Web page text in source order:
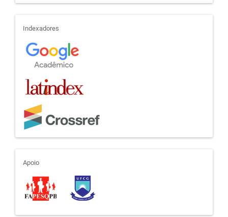
indexadores
Indexadores
apoio
Apoio